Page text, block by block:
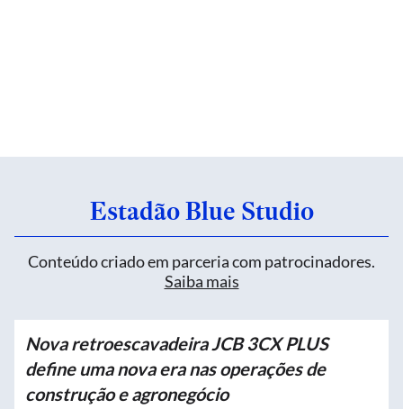
Estadão Blue Studio
Conteúdo criado em parceria com patrocinadores.
Saiba mais
Nova retroescavadeira JCB 3CX PLUS
define uma nova era nas operações de
construção e agronegócio